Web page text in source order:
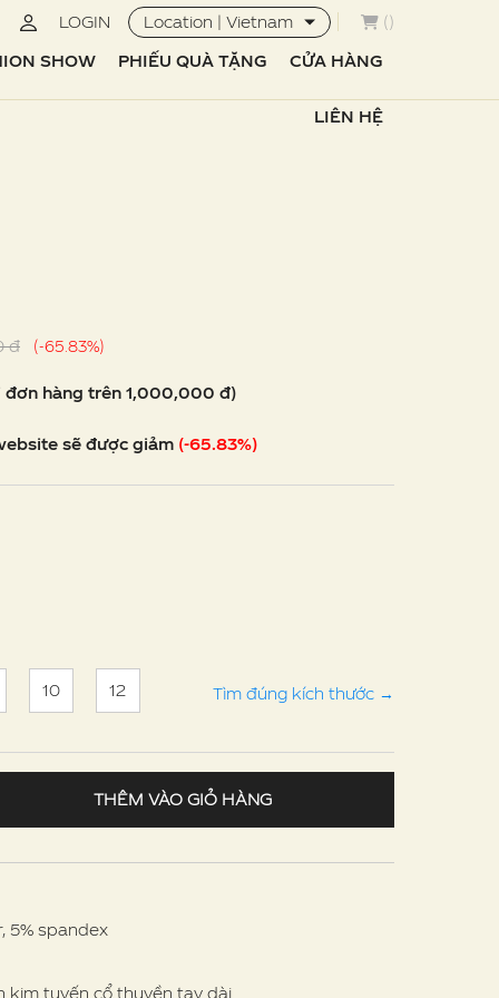
LOGIN Location | Vietnam ()
SHOW PHIẾU QUÀ TẶNG CỬA HÀNG
LIÊN HỆ
đ (-65.83%)
đơn hàng trên 1,000,000 đ)
sẽ được giảm (-65.83%)
10 12 Tìm đúng kích thước →
THÊM VÀO GIỎ HÀNG
5% spandex
kim tuyến cổ thuyền tay dài